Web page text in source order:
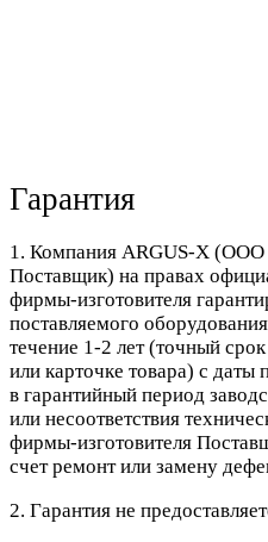
Гарантия
1. Компания ARGUS-X (ООО
Поставщик) на правах
фирмы-изготовителя
поставляемого
течение 1-2 лет (точный
или карточке товара) с даты
в гарантийный период
или несоответствия
фирмы-изготовителя
счет ремонт или замену
2. Гарантия не